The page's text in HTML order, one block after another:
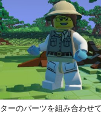
ーのパーツを組み合わせ